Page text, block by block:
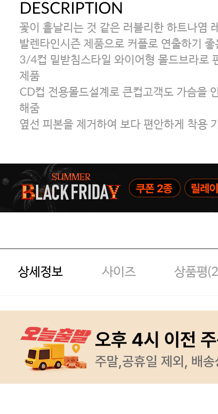
[썸머블프] 2만원 할인 쿠폰(8.1~31)
DESCRIPTION
꽃이 흩날리는 것 같은 러블리한 하트나염
발렌타인시즌 제품으로 커플로 연출하기 좋
3/4컵 밑받침스타일 와이어형 몰드브라로
제품
CD컵 전용몰드설계로 큰컵고객도 가슴을
해줌
옆선 피본을 제거하여 보다 편안하게 착용
상세정보 사이즈 상품평(2